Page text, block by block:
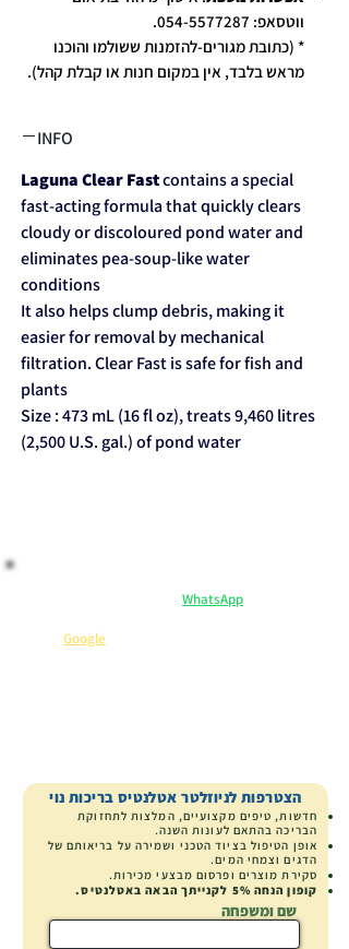
ווטסאפ: 054-5577287.
* (כתובת מגורים-להזמנות ששולמו והוכנו
מראש בלבד, אין במקום חנות או קבלת קהל).
INFO
Laguna Clear Fastcontains a special
fast-acting formula that quickly clears
cloudy or discoloured pond water and
eliminates pea-soup-like water
conditions
It also helps clump debris, making it
easier for removal by mechanical
filtration. Clear Fast is safe for fish and
plants
Size : 473 mL (16 fl oz), treats 9,460 litres
(2,500 U.S. gal.) of pond water
WhatsApp
Google
הצטרפות לניוזלטר אטלנטיס בריכות נוי
חדשות, טיפים מקצועיים, המלצות לתחזוקת
הבריכה בהתאם לעונות השנה.
אופן הטיפול בציוד הטכני ושמירה על בריאותם של
הדגים וצמחי המים.
סקירת מוצרים ופרסום מבצעי מכירות.
קופון הנחה5% לקנייתך הבאה באטלנטיס.
שם ומשפחה